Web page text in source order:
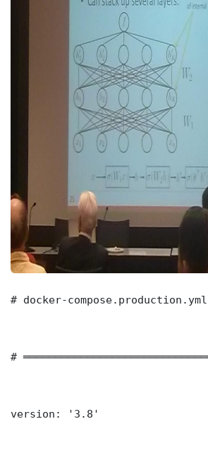
# docker-compose.production.yml
#
version: '3.8'